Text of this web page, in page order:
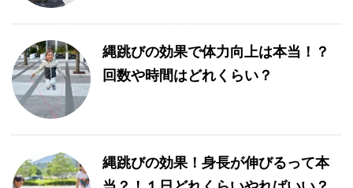
縄跳びの効果で体力向上は本当！？
回数や時間はどれくらい？
縄跳びの効果！身長が伸びるって本